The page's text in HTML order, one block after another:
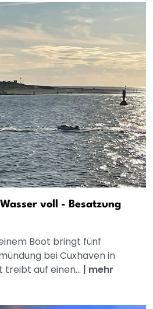
voll - Besatzung
Boot bringt fünf
bei Cuxhaven in
treibt auf einen... | mehr